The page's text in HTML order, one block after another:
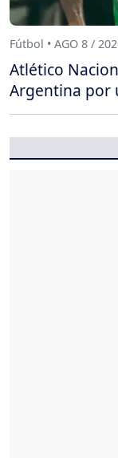
Fútbol • AGO 8 /
Atlético
Argentina por